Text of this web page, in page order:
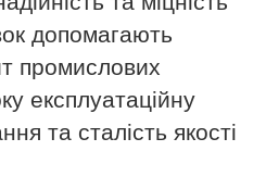
допомагають
промислових
експлуатаційну
та сталість якості